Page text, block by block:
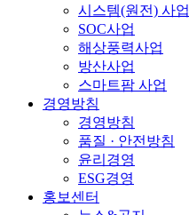
시스템(원전) 사업
SOC사업
해상풍력사업
방산사업
스마트팜 사업
경영방침
경영방침
품질 · 안전방침
윤리경영
ESG경영
홍보센터